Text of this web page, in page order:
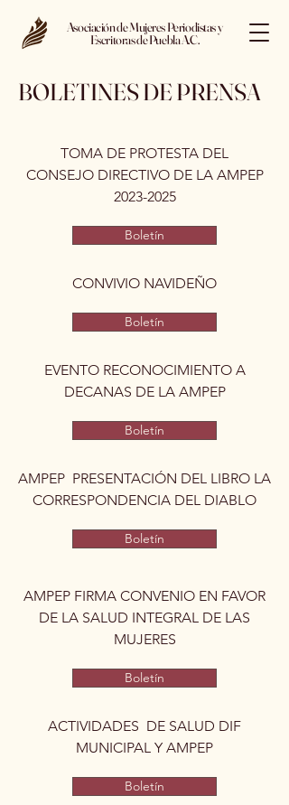
Asociación de Mujeres Periodistas y
Escritoras de Puebla A.C.
BOLETINES DE PRENSA
TOMA DE PROTESTA DEL
CONSEJO DIRECTIVO DE LA AMPEP
2023-2025
Boletín
CONVIVIO NAVIDEÑO
Boletín
EVENTO RECONOCIMIENTO A
DECANAS DE LA AMPEP
Boletín
AMPEP PRESENTACIÓN DEL LIBRO LA
CORRESPONDENCIA DEL DIABLO
Boletín
AMPEP FIRMA CONVENIO EN FAVOR
DE LA SALUD INTEGRAL DE LAS
MUJERES
Boletín
ACTIVIDADES DE SALUD DIF
MUNICIPAL Y AMPEP
Boletín